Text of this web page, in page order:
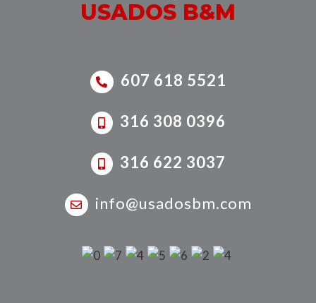
USADOS B&M
607 618 5521
316 308 0396
316 622 3037
info@usadosbm.com